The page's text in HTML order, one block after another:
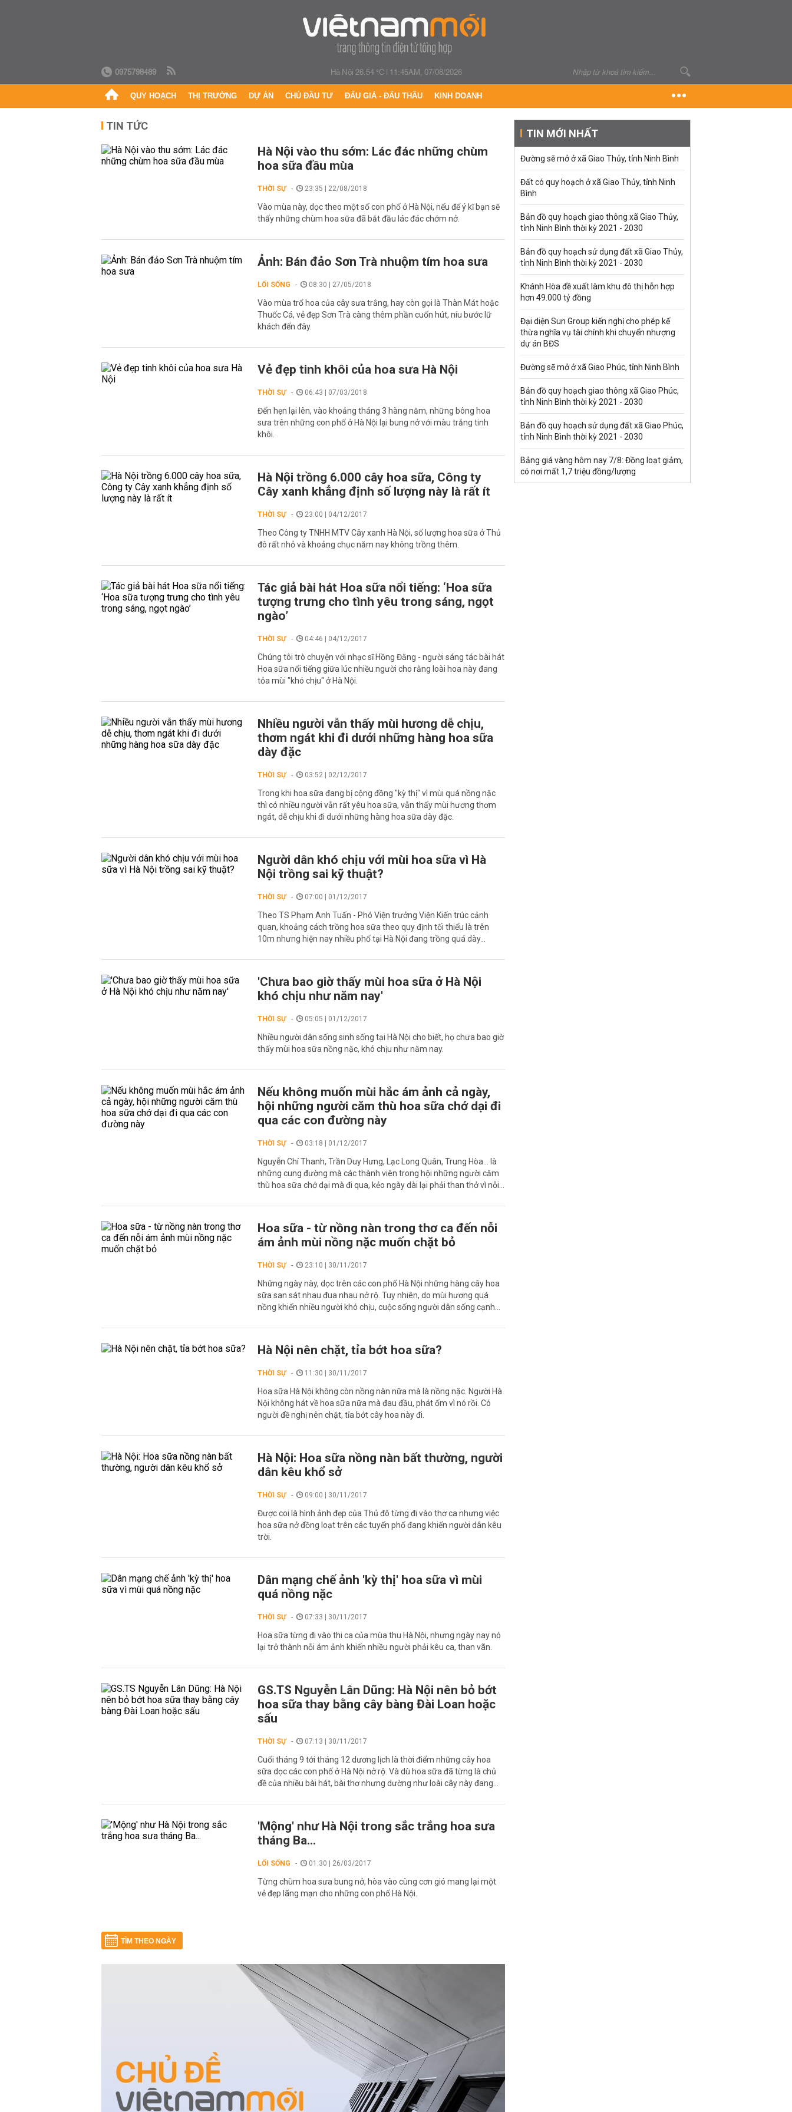
0975798489 Hà Nội 26.54 °C| 11:45AM, 07/08/2026
QUY HOẠCH THỊ TRƯỜNG DỰ ÁN CHỦ ĐẦU TƯ ĐẤU GIÁ - ĐẤU THẦU KINH DOANH
TIN TỨC
Hà Nội vào thu sớm: Lác đác những chùm
hoa sữa đầu mùa
THỜI SỰ 23:35 | 22/08/2018
Vào mùa này, dọc theo một số con phố ở Hà Nội, nếu để ý kĩ bạn sẽ
thấy những chùm hoa sữa đã bắt đầu lác đác chớm nở.
Ảnh: Bán đảo Sơn Trà nhuộm tím hoa sưa
LỐI SỐNG 08:30 | 27/05/2018
Vào mùa trổ hoa của cây sưa trắng, hay còn gọi là Thàn Mát hoặc
Thuốc Cá, vẻ đẹp Sơn Trà càng thêm phần cuốn hút, níu bước lữ
khách đến đây.
Vẻ đẹp tinh khôi của hoa sưa Hà Nội
THỜI SỰ 06:43 | 07/03/2018
Đến hẹn lại lên, vào khoảng tháng 3 hàng năm, những bông hoa
sưa trên những con phố ở Hà Nội lại bung nở với màu trắng tinh
khôi.
Hà Nội trồng 6.000 cây hoa sữa, Công ty
Cây xanh khẳng định số lượng này là rất ít
THỜI SỰ 23:00 | 04/12/2017
Theo Công ty TNHH MTV Cây xanh Hà Nội, số lượng hoa sữa ở Thủ
đô rất nhỏ và khoảng chục năm nay không trồng thêm.
Tác giả bài hát Hoa sữa nổi tiếng: ‘Hoa sữa
tượng trưng cho tình yêu trong sáng, ngọt
ngào’
THỜI SỰ 04:46 | 04/12/2017
Chúng tôi trò chuyện với nhạc sĩ Hồng Đăng - người sáng tác bài hát
Hoa sữa nổi tiếng giữa lúc nhiều người cho rằng loài hoa này đang
tỏa mùi "khó chịu" ở Hà Nội.
Nhiều người vẫn thấy mùi hương dễ chịu,
thơm ngát khi đi dưới những hàng hoa sữa
dày đặc
THỜI SỰ 03:52 | 02/12/2017
Trong khi hoa sữa đang bị cộng đồng "kỳ thị" vì mùi quá nồng nặc
thì có nhiều người vẫn rất yêu hoa sữa, vẫn thấy mùi hương thơm
ngát, dễ chịu khi đi dưới những hàng hoa sữa dày đặc.
Người dân khó chịu với mùi hoa sữa vì Hà
Nội trồng sai kỹ thuật?
THỜI SỰ 07:00 | 01/12/2017
Theo TS Phạm Anh Tuấn - Phó Viện trưởng Viện Kiến trúc cảnh
quan, khoảng cách trồng hoa sữa theo quy định tối thiểu là trên
10m nhưng hiện nay nhiều phố tại Hà Nội đang trồng quá dày...
'Chưa bao giờ thấy mùi hoa sữa ở Hà Nội
khó chịu như năm nay'
THỜI SỰ 05:05 | 01/12/2017
Nhiều người dân sống sinh sống tại Hà Nội cho biết, họ chưa bao giờ
thấy mùi hoa sữa nồng nặc, khó chịu như năm nay.
Nếu không muốn mùi hắc ám ảnh cả ngày,
hội những người căm thù hoa sữa chớ dại đi
qua các con đường này
THỜI SỰ 03:18 | 01/12/2017
Nguyễn Chí Thanh, Trần Duy Hưng, Lạc Long Quân, Trung Hòa... là
những cung đường mà các thành viên trong hội những người căm
thù hoa sữa chớ dại mà đi qua, kẻo ngày dài lại phải than thở vì nỗi...
Hoa sữa - từ nồng nàn trong thơ ca đến nỗi
ám ảnh mùi nồng nặc muốn chặt bỏ
THỜI SỰ 23:10 | 30/11/2017
Những ngày này, dọc trên các con phố Hà Nội những hàng cây hoa
sữa san sát nhau đua nhau nở rộ. Tuy nhiên, do mùi hương quá
nồng khiến nhiều người khó chịu, cuộc sống người dân sống cạnh...
Hà Nội nên chặt, tỉa bớt hoa sữa?
THỜI SỰ 11:30 | 30/11/2017
Hoa sữa Hà Nội không còn nồng nàn nữa mà là nồng nặc. Người Hà
Nội không hát về hoa sữa nữa mà đau đầu, phát ốm vì nó rồi. Có
người đề nghị nên chặt, tỉa bớt cây hoa này đi.
Hà Nội: Hoa sữa nồng nàn bất thường, người
dân kêu khổ sở
THỜI SỰ 09:00 | 30/11/2017
Được coi là hình ảnh đẹp của Thủ đô từng đi vào thơ ca nhưng việc
hoa sữa nở đồng loạt trên các tuyến phố đang khiến người dân kêu
trời.
Dân mạng chế ảnh 'kỳ thị' hoa sữa vì mùi
quá nồng nặc
THỜI SỰ 07:33 | 30/11/2017
Hoa sữa từng đi vào thi ca của mùa thu Hà Nội, nhưng ngày nay nó
lại trở thành nỗi ám ảnh khiến nhiều người phải kêu ca, than vãn.
GS.TS Nguyễn Lân Dũng: Hà Nội nên bỏ bớt
hoa sữa thay bằng cây bàng Đài Loan hoặc
sấu
THỜI SỰ 07:13 | 30/11/2017
Cuối tháng 9 tới tháng 12 dương lịch là thời điểm những cây hoa
sữa dọc các con phố ở Hà Nội nở rộ. Và dù hoa sữa đã từng là chủ
đề của nhiều bài hát, bài thơ nhưng dường như loài cây này đang...
'Mộng' như Hà Nội trong sắc trắng hoa sưa
tháng Ba...
LỐI SỐNG 01:30 | 26/03/2017
Từng chùm hoa sưa bung nở, hòa vào cùng cơn gió mang lại một
vẻ đẹp lãng mạn cho những con phố Hà Nội.
TÌM THEO NGÀY
TIN MỚI NHẤT
Đường sẽ mở ở xã Giao Thủy, tỉnh Ninh Bình
Đất có quy hoạch ở xã Giao Thủy, tỉnh Ninh
Bình
Bản đồ quy hoạch giao thông xã Giao Thủy,
tỉnh Ninh Bình thời kỳ 2021 - 2030
Bản đồ quy hoạch sử dụng đất xã Giao Thủy,
tỉnh Ninh Bình thời kỳ 2021 - 2030
Khánh Hòa đề xuất làm khu đô thị hỗn hợp
hơn 49.000 tỷ đồng
Đại diện Sun Group kiến nghị cho phép kế
thừa nghĩa vụ tài chính khi chuyển nhượng
dự án BĐS
Đường sẽ mở ở xã Giao Phúc, tỉnh Ninh Bình
Bản đồ quy hoạch giao thông xã Giao Phúc,
tỉnh Ninh Bình thời kỳ 2021 - 2030
Bản đồ quy hoạch sử dụng đất xã Giao Phúc,
tỉnh Ninh Bình thời kỳ 2021 - 2030
Bảng giá vàng hôm nay 7/8: Đồng loạt giảm,
có nơi mất 1,7 triệu đồng/lượng